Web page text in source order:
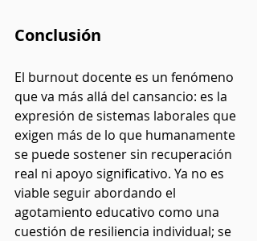
Conclusión
El burnout docente es un fenómeno
que va más allá del cansancio: es la
expresión de sistemas laborales que
exigen más de lo que humanamente
se puede sostener sin recuperación
real ni apoyo significativo. Ya no es
viable seguir abordando el
agotamiento educativo como una
cuestión de resiliencia individual; se